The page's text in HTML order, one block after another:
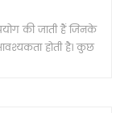
की जाती हैं जिनके
होती है। कुछ